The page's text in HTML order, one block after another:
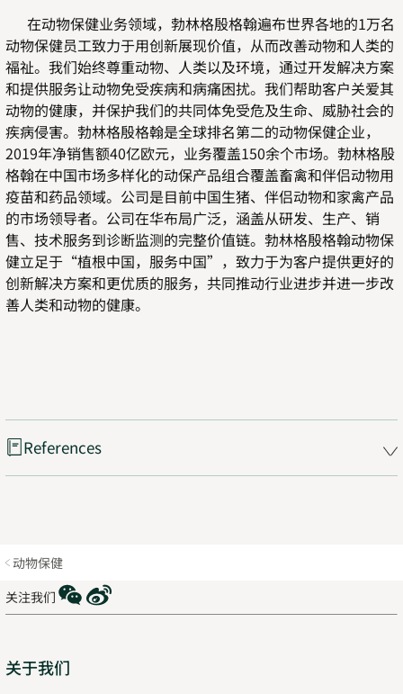
在动物保健业务领域，勃林格殷格翰遍布世界各地的1万名
动物保健员工致力于用创新展现价值，从而改善动物和人类的
福祉。我们始终尊重动物、人类以及环境，通过开发解决方案
和提供服务让动物免受疾病和病痛困扰。我们帮助客户关爱其
动物的健康，并保护我们的共同体免受危及生命、威胁社会的
疾病侵害。勃林格殷格翰是全球排名第二的动物保健企业，
2019年净销售额40亿欧元，业务覆盖150余个市场。勃林格殷
格翰在中国市场多样化的动保产品组合覆盖畜禽和伴侣动物用
疫苗和药品领域。公司是目前中国生猪、伴侣动物和家禽产品
的市场领导者。公司在华布局广泛，涵盖从研发、生产、销
售、技术服务到诊断监测的完整价值链。勃林格殷格翰动物保
健立足于“植根中国，服务中国”，致力于为客户提供更好的
创新解决方案和更优质的服务，共同推动行业进步并进一步改
善人类和动物的健康。
References
动物保健
关注我们
WeChat
Weibo
Sitemap
关于我们